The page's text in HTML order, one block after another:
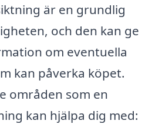
är en grundlig
och den kan ge
om eventuella
kan påverka köpet.
områden som en
kan hjälpa dig med: